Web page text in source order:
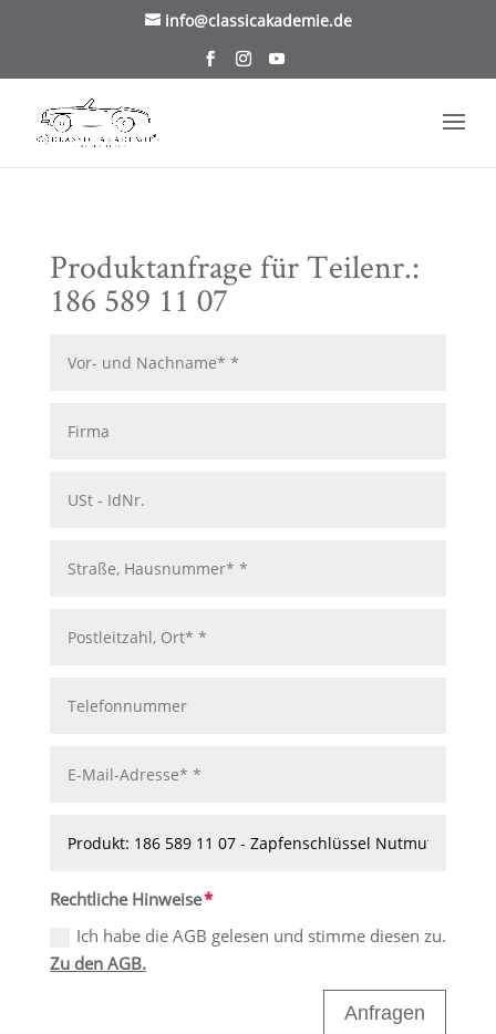
/* TablePress Highlight */info@classicakademie.de
Produktanfrage für Teilenr.:
186 589 11 07
Rechtliche Hinweise
Ich habe die AGB gelesen und stimme diesen zu.
Zu den AGB.
Anfragen